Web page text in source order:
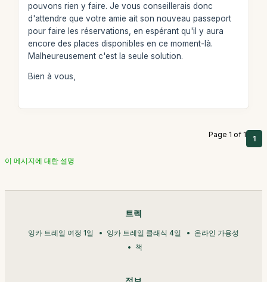
pouvons rien y faire. Je vous conseillerais donc
d'attendre que votre amie ait son nouveau passeport
pour faire les réservations, en espérant qu'il y aura
encore des places disponibles en ce moment-là.
Malheureusement c'est la seule solution.
Bien à vous,
Page 1 of 1 1
이 메시지에 대한 설명
트렉
잉카 트레일 여정 1일 잉카 트레일 클래식 4일
온라인 가용성
책